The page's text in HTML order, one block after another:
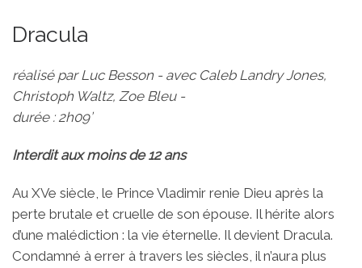
Dracula
réalisé par Luc Besson - avec Caleb Landry Jones,
Christoph Waltz, Zoe Bleu -
durée : 2h09’
Interdit aux moins de 12 ans
Au XVe siècle, le Prince Vladimir renie Dieu après la
perte brutale et cruelle de son épouse. Il hérite alors
d’une malédiction : la vie éternelle. Il devient Dracula.
Condamné à errer à travers les siècles, il n’aura plus